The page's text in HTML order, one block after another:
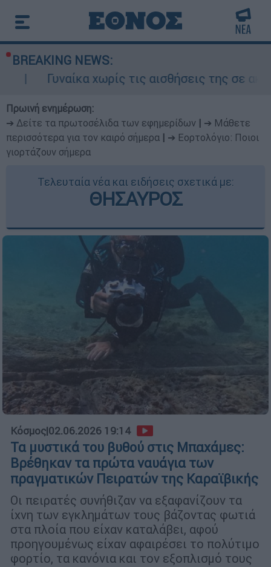
BREAKING NEWS:
χωρίς τις αισθήσεις της σε ακάλυπτο
Πρωινή ενημέρωση:
➔ Δείτε τα πρωτοσέλιδα των εφημερίδων
➔ Μάθετε
περισσότερα για τον καιρό σήμερα
➔ Εορτολόγιο: Ποιοι
γιορτάζουν σήμερα
Τελευταία νέα και ειδήσεις σχετικά με:
ΘΗΣΑΥΡΟΣ
Κόσμος|02.06.2026 19:14
Τα μυστικά του βυθού στις Μπαχάμες:
Βρέθηκαν τα πρώτα ναυάγια των
πραγματικών Πειρατών της Καραϊβικής
Οι πειρατές συνήθιζαν να εξαφανίζουν τα
ίχνη των εγκλημάτων τους βάζοντας φωτιά
στα πλοία που είχαν καταλάβει, αφού
προηγουμένως είχαν αφαιρέσει το πολύτιμο
φορτίο, τα κανόνια και τον εξοπλισμό τους